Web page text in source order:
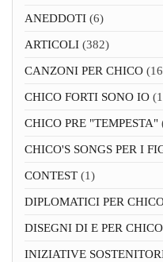
ANEDDOTI (6)
ARTICOLI (382)
CANZONI PER CHICO
CHICO FORTI SONO IO
CHICO PRE "TEMPESTA"
CHICO'S SONGS PER I
CONTEST (1)
DIPLOMATICI PER
DISEGNI DI E PER CHICO
INIZIATIVE